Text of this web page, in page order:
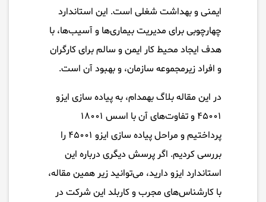
ایمنی و بهداشت شغلی است. این استاندارد
چهارچوبی برای مدیریت بیماری‌ها و آسیب‌ها، با
هدف ایجاد محیط کار ایمن و سالم برای کارگران
و افراد زیرمجموعه سازمان، و بهبود آن است.
در این مقاله بلاگ بهمدام، به پیاده سازی ایزو
۴۵۰۰۱ و تفاوت‌های آن با اسس ۱۸۰۰۱
پرداختیم و مراحل پیاده سازی ایزو ۴۵۰۰۱ را
بررسی کردیم. اگر پرسش دیگری درباره این
استاندارد ایزو دارید، می‌توانید زیر همین مقاله،
با کارشناس‌های مجرب و کاربلد این شرکت در